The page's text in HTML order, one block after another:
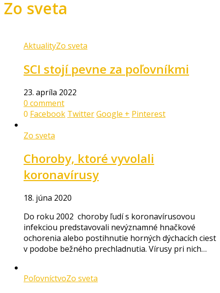
Zo sveta
AktualityZo sveta
SCI stojí pevne za poľovníkmi
23. apríla 2022
0 comment
0 Facebook TwitterGoogle + Pinterest
Zo sveta
Choroby, ktoré vyvolali
koronavírusy
18. júna 2020
Do roku 2002 choroby ľudí s koronavírusovou
infekciou predstavovali nevýznamné hnačkové
ochorenia alebo postihnutie horných dýchacích ciest
v podobe bežného prechladnutia. Vírusy pri nich…
PoľovníctvoZo sveta